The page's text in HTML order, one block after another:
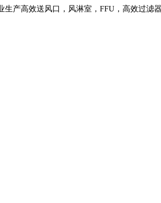
产高效送风口，风淋室，FFU，高效过滤